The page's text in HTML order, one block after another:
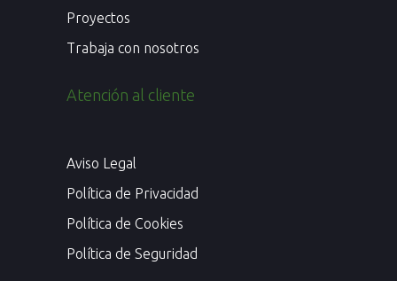
Proyectos
Trabaja con nosotros
Atención al cliente
Aviso Legal
Política de Privacidad
Política de Cookies
Política de Seguridad